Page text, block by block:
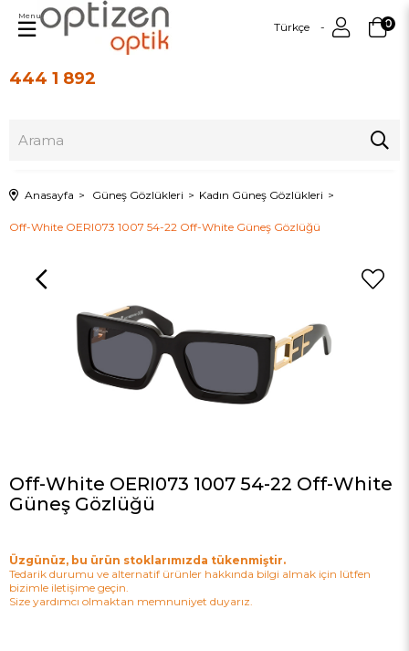
444 1 892
Türkçe 0
Menu
Anasayfa Güneş Gözlükleri Kadın Güneş Gözlükleri
Off-White OERI073 1007 54-22 Off-White Güneş Gözlüğü
Off-White OERI073 1007 54-22 Off-White
Güneş Gözlüğü
Üzgünüz, bu ürün stoklarımızda tükenmiştir.
Tedarik durumu ve alternatif ürünler hakkında bilgi almak için lütfen
bizimle iletişime geçin.
Size yardımcı olmaktan memnuniyet duyarız.